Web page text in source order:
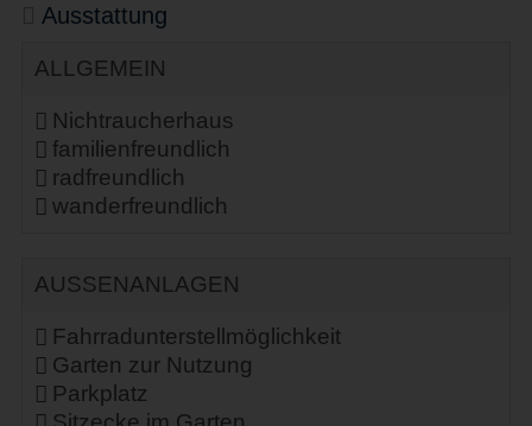
Ausstattung
ALLGEMEIN
Nichtraucherhaus
familienfreundlich
radfreundlich
wanderfreundlich
AUSSENANLAGEN
Fahrradunterstellmöglichkeit
Garten zur Nutzung
Parkplatz